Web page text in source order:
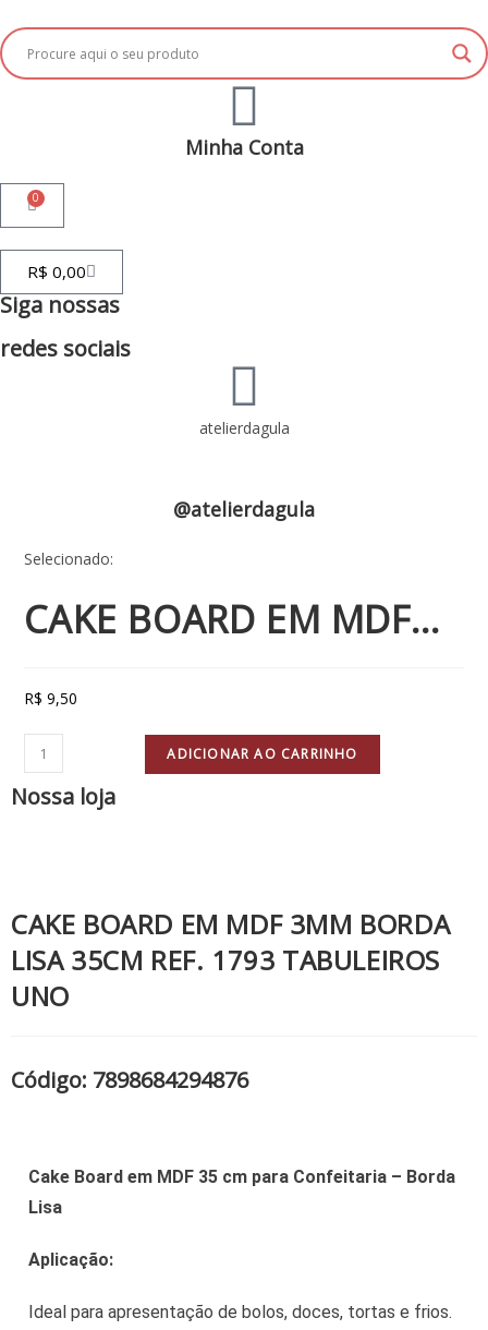
Minha Conta
0
R$ 0,00
Siga nossas
redes sociais
atelierdagula
@atelierdagula
Selecionado:
CAKE BOARD EM MDF…
R$ 9,50
ADICIONAR AO CARRINHO
Nossa loja
CAKE BOARD EM MDF 3MM BORDA
LISA 35CM REF. 1793 TABULEIROS
UNO
Código: 7898684294876
Cake Board em MDF 35 cm para Confeitaria – Borda
Lisa
Aplicação:
Ideal para apresentação de bolos, doces, tortas e frios.